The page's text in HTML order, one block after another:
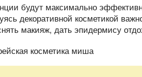
будут максимально
декоративной косметикой
макияж, дать эпидермису